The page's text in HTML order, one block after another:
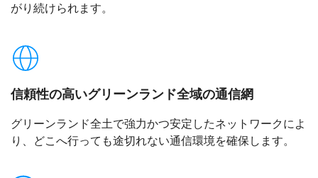
がり続けられます。
信頼性の高いグリーンランド全域の通信網
グリーンランド全土で強力かつ安定したネットワークによ
り、どこへ行っても途切れない通信環境を確保します。